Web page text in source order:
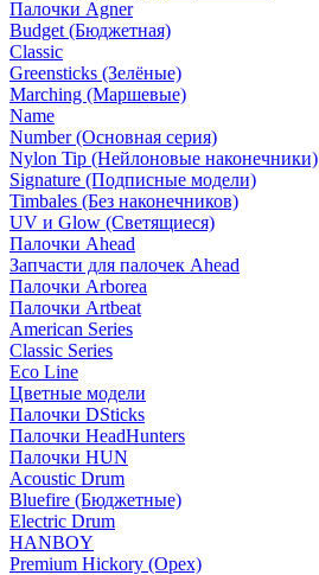
Палочки Agner
Budget (Бюджетная)
Classic
Greensticks (Зелёные)
Marching (Маршевые)
Name
Number (Основная серия)
Nylon Tip (Нейлоновые наконечники)
Signature (Подписные модели)
Timbales (Без наконечников)
UV и Glow (Светящиеся)
Палочки Ahead
Запчасти для палочек Ahead
Палочки Arborea
Палочки Artbeat
American Series
Classic Series
Eco Line
Цветные модели
Палочки DSticks
Палочки HeadHunters
Палочки HUN
Acoustic Drum
Bluefire (Бюджетные)
Electric Drum
HANBOY
Premium Hickory (Орех)